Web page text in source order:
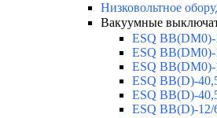
Низковольтное
Вакуумные
ESQ ВВ(DM0)-
ESQ ВВ(DM0)-
ESQ ВВ(DM0)-
ESQ ВВ(D)-
ESQ ВВ(D)-
ESQ ВВ(D)-12/